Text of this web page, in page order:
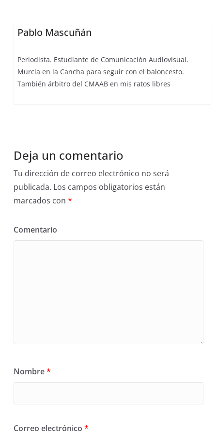
Pablo Mascuñán
Periodista. Estudiante de Comunicación Audiovisual.
Murcia en la Cancha para seguir con el baloncesto.
También árbitro del CMAAB en mis ratos libres
Deja un comentario
Tu dirección de correo electrónico no será
publicada. Los campos obligatorios están
marcados con*
Comentario
Nombre*
Correo electrónico*